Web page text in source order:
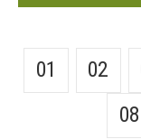
01 02
08